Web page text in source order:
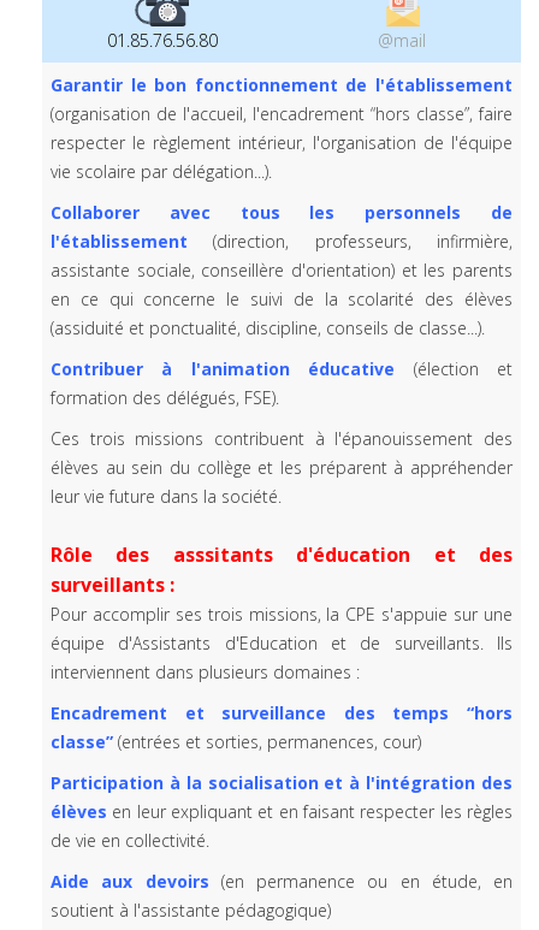
01.85.76.56.80
@mail
Garantir le bon fonctionnement de l'établissement
(organisation de l'accueil, l'encadrement “hors classe”, faire
respecter le règlement intérieur, l'organisation de l'équipe
vie scolaire par délégation...).
Collaborer avec tous les personnels de
l'établissement (direction, professeurs, infirmière,
assistante sociale, conseillère d'orientation) et les parents
en ce qui concerne le suivi de la scolarité des élèves
(assiduité et ponctualité, discipline, conseils de classe...).
Contribuer à l'animation éducative (élection et
formation des délégués, FSE).
Ces trois missions contribuent à l'épanouissement des
élèves au sein du collège et les préparent à appréhender
leur vie future dans la société.
Rôle des asssitants d'éducation et des
surveillants :
Pour accomplir ses trois missions, la CPE s'appuie sur une
équipe d'Assistants d'Education et de surveillants. Ils
interviennent dans plusieurs domaines :
Encadrement et surveillance des temps “hors
classe” (entrées et sorties, permanences, cour)
Participation à la socialisation et à l'intégration des
élèves en leur expliquant et en faisant respecter les règles
de vie en collectivité.
Aide aux devoirs (en permanence ou en étude, en
soutient à l'assistante pédagogique)